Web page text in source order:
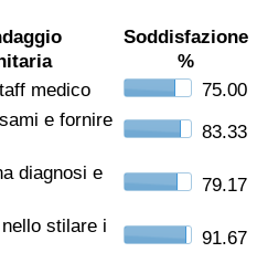
Soddisfazione
%
medico
75.00
e fornire
83.33
diagnosi e
79.17
stilare i
91.67
(Corrente)